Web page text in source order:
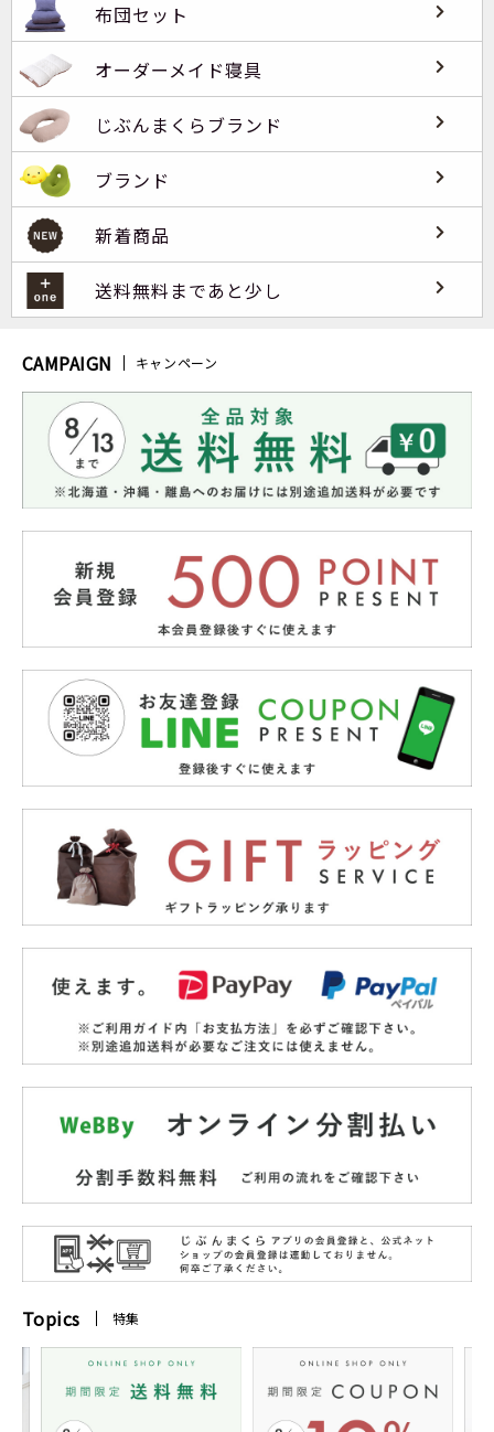
布団セット
オーダーメイド寝具
じぶんまくらブランド
ブランド
新着商品
送料無料まであと少し
CAMPAIGN キャンペーン
Topics 特集